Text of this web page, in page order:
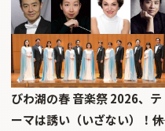
びわ湖の春 音楽祭 2026、テ
ーマは誘い（いざない）！――休